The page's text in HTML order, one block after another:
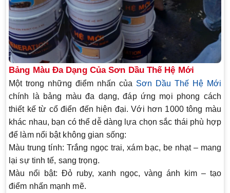
Bảng Màu Đa Dạng Của Sơn Dầu Thế Hệ Mới
Một trong những điểm nhấn của Sơn Dầu Thế Hệ Mới
chính là bảng màu đa dạng, đáp ứng mọi phong cách
thiết kế từ cổ điển đến hiện đại. Với hơn 1000 tông màu
khác nhau, bạn có thể dễ dàng lựa chọn sắc thái phù hợp
để làm nổi bật không gian sống:
Màu trung tính: Trắng ngọc trai, xám bạc, be nhạt – mang
lại sự tinh tế, sang trọng.
Màu nổi bật: Đỏ ruby, xanh ngọc, vàng ánh kim – tạo
điểm nhấn mạnh mẽ.